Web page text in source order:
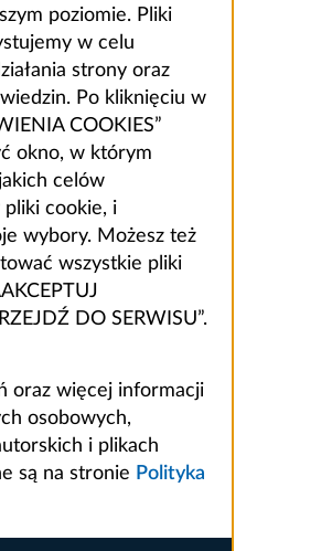
poziomie. Pliki
w celu
strony oraz
Po kliknięciu w
COOKIES”
okno, w którym
celów
cookie, i
wybory. Możesz też
wszystkie pliki
DO SERWISU”.
oraz więcej informacji
osobowych,
i plikach
są na stronie Polityka